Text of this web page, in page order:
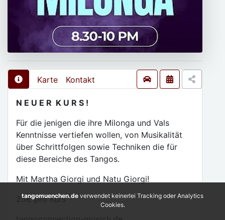
Karte Kontakt
N E U E R K U R S !
Für die jenigen die ihre Milonga und Vals
Kenntnisse vertiefen wollen, von Musikalität
über Schrittfolgen sowie Techniken die für
diese Bereiche des Tangos.
Mit Martha Giorgi und Natu Giorgi!
25€ pro Kurs
tangomuenchen.de verwendet keinerlei Tracking oder Analytics
Cookies.